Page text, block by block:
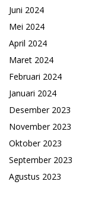
Juni 2024
Mei 2024
April 2024
Maret 2024
Februari 2024
Januari 2024
Desember 2023
November 2023
Oktober 2023
September 2023
Agustus 2023